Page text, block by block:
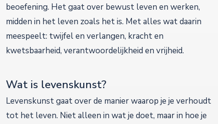
beoefening. Het gaat over bewust leven en werken,
midden in het leven zoals het is. Met alles wat daarin
meespeelt: twijfel en verlangen, kracht en
kwetsbaarheid, verantwoordelijkheid en vrijheid.
Wat is levenskunst?
Levenskunst gaat over de manier waarop je je verhoudt
tot het leven. Niet alleen in wat je doet, maar in hoe je